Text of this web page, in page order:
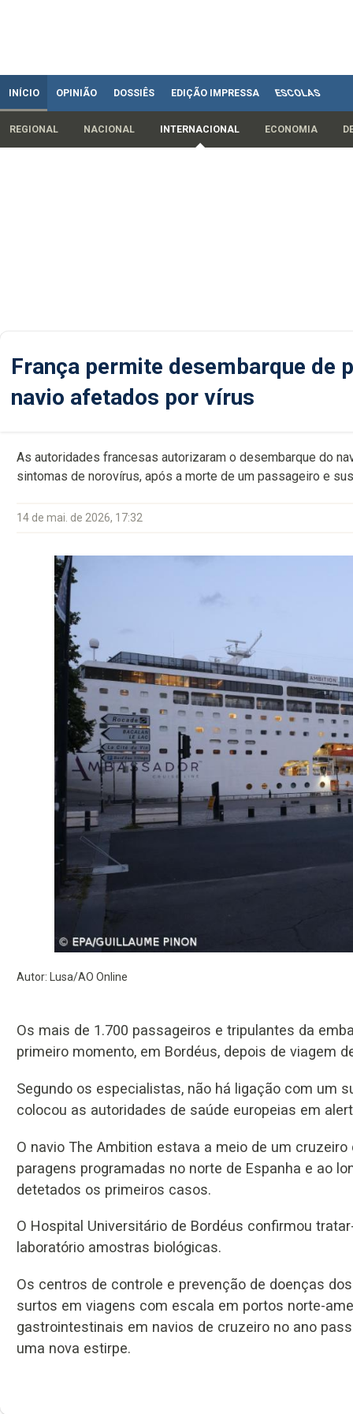
INÍCIO OPINIÃO DOSSIÊS EDIÇÃO IMPRESSA ESCOLAS
REGIONAL NACIONAL INTERNACIONAL ECONOMIA
França permite desembarque de
navio afetados por vírus
As autoridades francesas autorizaram o desembarque do
sintomas de norovírus, após a morte de um passageiro e
14 de mai. de 2026, 17:32
Autor: Lusa/AO Online
Os mais de 1.700 passageiros e tripulantes da
primeiro momento, em Bordéus, depois de viagem
Segundo os especialistas, não há ligação com um
colocou as autoridades de saúde europeias em
O navio The Ambition estava a meio de um
paragens programadas no norte de Espanha e ao
detetados os primeiros casos.
O Hospital Universitário de Bordéus confirmou
laboratório amostras biológicas.
Os centros de controle e prevenção de doenças
surtos em viagens com escala em portos norte-
gastrointestinais em navios de cruzeiro no ano
uma nova estirpe.